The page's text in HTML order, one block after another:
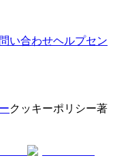
い合わせヘルプセン
クッキーポリシー著